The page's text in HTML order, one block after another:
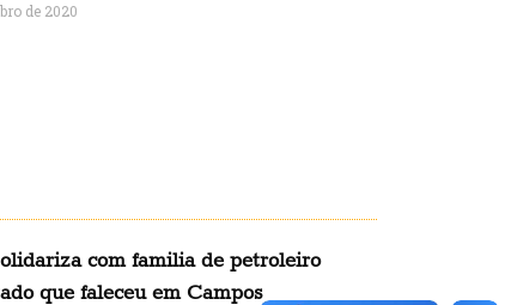
de 2020
com familia de petroleiro
que faleceu em Campos